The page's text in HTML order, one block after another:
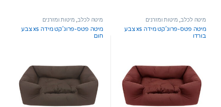
מיטה לכלב, מיטות ומזרנים
מיטה פטס-פרוג’קט מידה xs צבע
בורדו
מיטה לכלב, מיטות ומזרנים
מיטה פטס-פרוג’קט מידה xs צבע
חום